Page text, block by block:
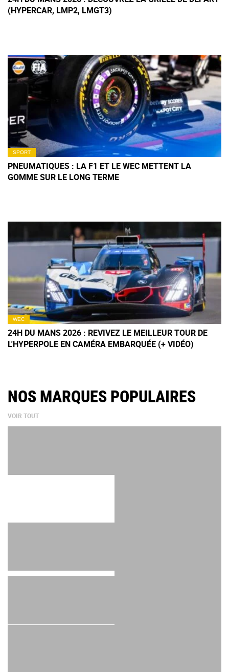
(HYPERCAR, LMP2, LMGT3)
SPORT
PNEUMATIQUES : LA F1 ET LE WEC METTENT LA
GOMME SUR LE LONG TERME
WEC
24H DU MANS 2026 : REVIVEZ LE MEILLEUR TOUR DE
L'HYPERPOLE EN CAMÉRA EMBARQUÉE (+ VIDÉO)
NOS MARQUES POPULAIRES
VOIR TOUT